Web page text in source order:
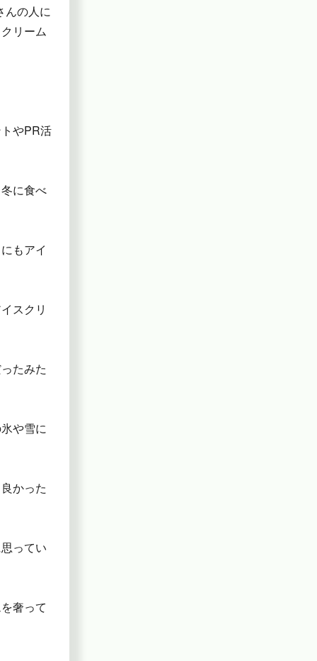
んの人に
リーム
やPR活
に食べ
もアイ
スクリ
たみた
や雪に
かった
ってい
奢って